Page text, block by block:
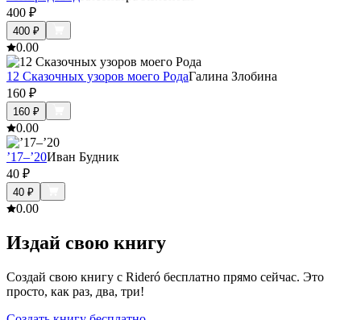
400 ₽
400 ₽
0.00
12 Сказочных узоров моего РодаГалина Злобина
160 ₽
160 ₽
0.00
’17–’20Иван Будник
40 ₽
40 ₽
0.00
Издай свою книгу
Создай свою книгу с Rideró бесплатно прямо сейчас. Это
просто, как раз, два, три!